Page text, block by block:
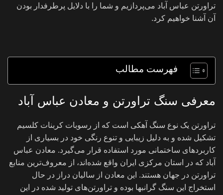
تراورتن عباس آباد می‌پردازیم و شما را با دلایل پرطرفدار بودن
آن آشنا خواهیم کرد.
فهرست مطالب
معرفی سنگ تراورتن و معادن عباس آباد
تراورتن یک نوع سنگ آهکی است که از رسوبات کربنات کلسیم
تشکیل شده و به دلیل زیبایی و تنوع رنگی خود در بسیاری از
کاربردهای ساختمانی مورد استفاده قرار می‌گیرد. معادن عباس
آباد که در استان مرکزی ایران واقع شده‌اند، از معروف‌ترین منابع
تراورتن در جهان هستند. این معادن از سالیان دراز در حال
استخراج این سنگ گرانبها بوده و تراورتن‌های تولید شده در این